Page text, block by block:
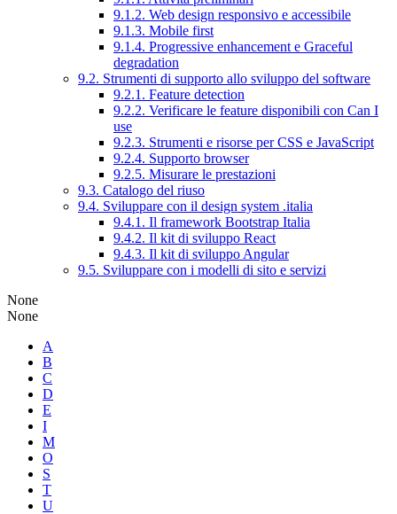
9.1.2. Web design responsivo e accessibile
9.1.3. Mobile first
9.1.4. Progressive enhancement e Graceful
degradation
9.2. Strumenti di supporto allo sviluppo del software
9.2.1. Feature detection
9.2.2. Verificare le feature disponibili con Can I
use
9.2.3. Strumenti e risorse per CSS e JavaScript
9.2.4. Supporto browser
9.2.5. Misurare le prestazioni
9.3. Catalogo del riuso
9.4. Sviluppare con il design system .italia
9.4.1. Il framework Bootstrap Italia
9.4.2. Il kit di sviluppo React
9.4.3. Il kit di sviluppo Angular
9.5. Sviluppare con i modelli di sito e servizi
None
None
A
B
C
D
E
I
M
O
S
T
U